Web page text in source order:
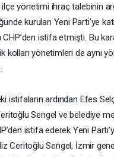
ilçe yönetimi ihraç talebinin
kurulan Yeni Parti’ye
istifa etmişti. Bu
kolları yönetimleri de aynı
istifaların ardından Efes
Sengel ve belediye
istifa ederek Yeni
Ceritoğlu Sengel, İzmir